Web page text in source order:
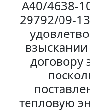
А40/4638-
29792/09-
договору
тепловую